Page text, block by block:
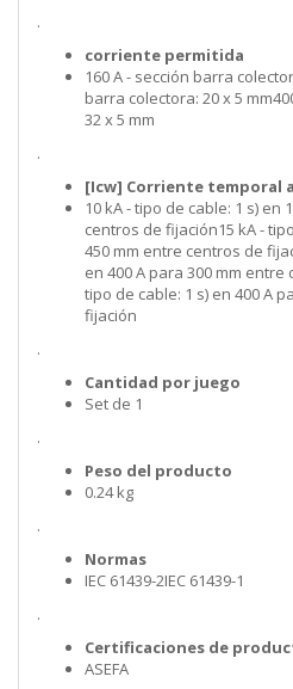
.
corriente permitida
160 A - sección barra
barra colectora: 20 x 5
32 x 5 mm
.
[Icw] Corriente temporal
10 kA - tipo de cable: 1 s) en
centros de fijación15 kA -
450 mm entre centros de
en 400 A para 300 mm
tipo de cable: 1 s) en 400 A
fijación
.
Cantidad por juego
Set de 1
.
Peso del producto
0.24 kg
.
Normas
IEC 61439-2IEC 61439-1
.
Certificaciones de
ASEFA